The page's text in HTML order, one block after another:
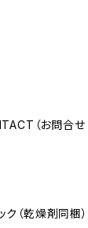
（お問合せ
（乾燥剤同梱）